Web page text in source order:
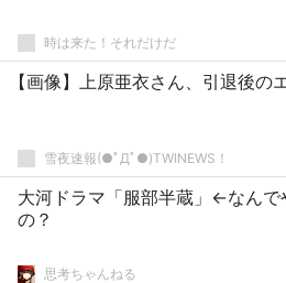
時は来た！それだけだ
【画像】上原亜衣さん、引退後の
雪夜速報(●ﾟДﾟ●)TWINEWS！
大河ドラマ「服部半蔵」←なんで
の？
思考ちゃんねる